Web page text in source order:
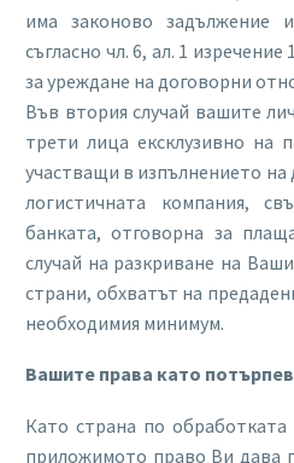
има законово задължение
съгласно чл. 6, ал. 1 изречение
за уреждане на договорни
Във втория случай вашите
трети лица ексклузивно на
участващи в изпълнението на
логистичната компания,
банката, отговорна за
случай на разкриване на
страни, обхватът на
необходимия минимум.
Вашите права като
Като страна по
приложимото право Ви дава